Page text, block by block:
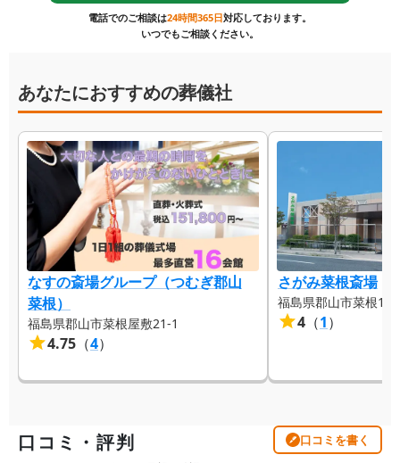
電話でのご相談は24時間365日対応しております。
いつでもご相談ください。
あなたにおすすめの葬儀社
なすの斎場グループ（つむぎ郡山
菜根）
福島県郡山市菜根屋敷21-1
4.75 （4）
さがみ菜根斎場
福島県郡山市菜根1-
4 （1）
口コミ・評判 口コミを書く